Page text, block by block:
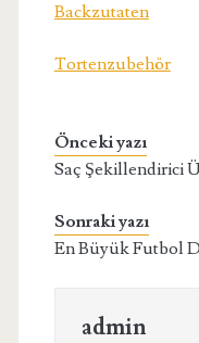
Backzutaten
Tortenzubehör
Önceki yazı
Saç Şekillendirici
Sonraki yazı
En Büyük Futbol
admin